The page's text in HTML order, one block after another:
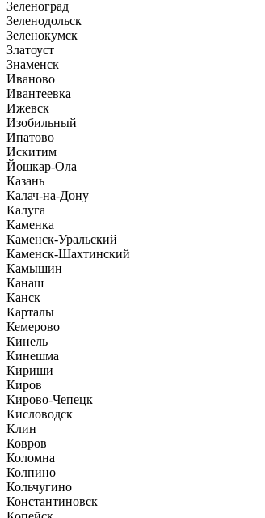
Зеленоград
Зеленодольск
Зеленокумск
Златоуст
Знаменск
Иваново
Ивантеевка
Ижевск
Изобильный
Ипатово
Искитим
Йошкар-Ола
Казань
Калач-на-Дону
Калуга
Каменка
Каменск-Уральский
Каменск-Шахтинский
Камышин
Канаш
Канск
Карталы
Кемерово
Кинель
Кинешма
Кириши
Киров
Кирово-Чепецк
Кисловодск
Клин
Ковров
Коломна
Колпино
Кольчугино
Константиновск